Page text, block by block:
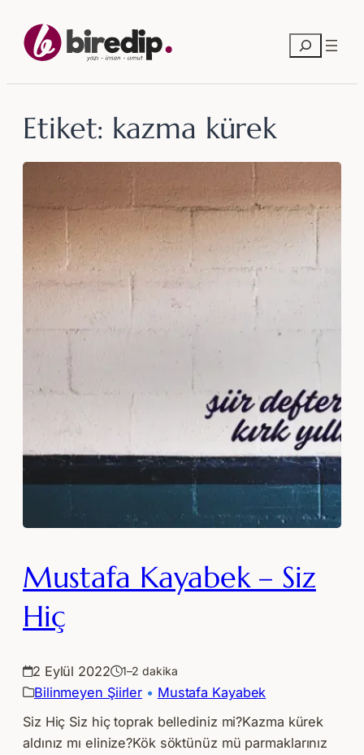
geç
Ara
Etiket: kazma kürek
Mustafa Kayabek – Siz
Hiç
2 Eylül 2022 1–2 dakika
Bilinmeyen Şiirler • Mustafa Kayabek
Siz Hiç Siz hiç toprak bellediniz mi?Kazma kürek
aldınız mı elinize?Kök söktünüz mü parmaklarınız